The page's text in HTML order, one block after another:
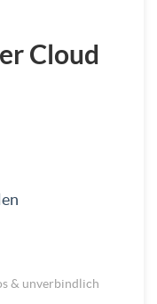
Cloud
& unverbindlich